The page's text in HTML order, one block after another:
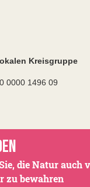
Kreisgruppe
0000 1496 09
die Natur auch
zu bewahren